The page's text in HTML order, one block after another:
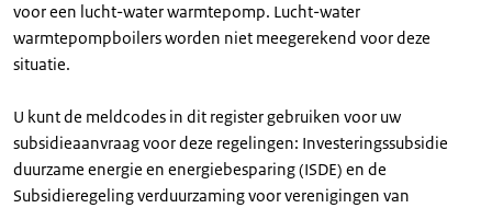
voor een lucht-water warmtepomp. Lucht-water
warmtepompboilers worden niet meegerekend voor deze
situatie.
U kunt de meldcodes in dit register gebruiken voor uw
subsidieaanvraag voor deze regelingen: Investeringssubsidie
duurzame energie en energiebesparing (ISDE) en de
Subsidieregeling verduurzaming voor verenigingen van